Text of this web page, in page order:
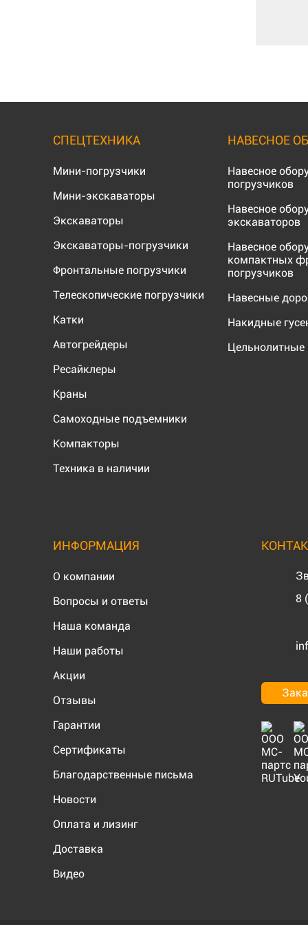
СПЕЦТЕХНИКА
Мини-погрузчики
Мини-экскаваторы
Экскаваторы
Экскаваторы-погрузчики
Фронтальные погрузчики
Телескопические погрузчики
Катки
Автогрейдеры
Ресайклеры
Краны
Самоходные подъемники
Компакторы
Техника в наличии
НАВЕСНОЕ
Навесное
погрузчиков
Навесное
экскаваторов
Навесное
компактных
погрузчиков
Навесные
Накидные
Цельнолитные
ИНФОРМАЦИЯ
О компании
Вопросы и ответы
Наша команда
Наши работы
Акции
Отзывы
Гарантии
Сертификаты
Благодарственные письма
Новости
Оплата и лизинг
Доставка
Видео
8